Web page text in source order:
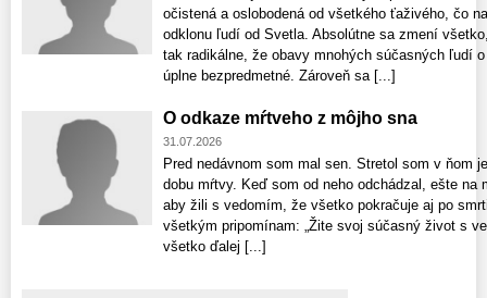
očistená a oslobodená od všetkého ťaživého, čo
odklonu ľudí od Svetla. Absolútne sa zmení
tak radikálne, že obavy mnohých súčasných ľudí
úplne bezpredmetné. Zároveň sa [...]
O odkaze mŕtveho z môjho sna
31.07.2026
Pred nedávnom som mal sen. Stretol som v ňom
dobu mŕtvy. Keď som od neho odchádzal, ešte na
aby žili s vedomím, že všetko pokračuje aj po
všetkým pripomínam: „Žite svoj súčasný život s
všetko ďalej [...]